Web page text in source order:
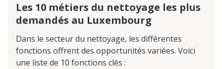
Les 10 métiers du nettoyage les plus
demandés au Luxembourg
Dans le secteur du nettoyage, les différentes
fonctions offrent des opportunités variées. Voici
une liste de 10 fonctions clés :